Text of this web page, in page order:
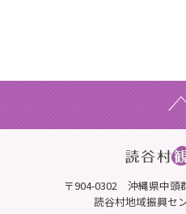
〒904-0302 沖縄県中頭
読谷村地域振興セ